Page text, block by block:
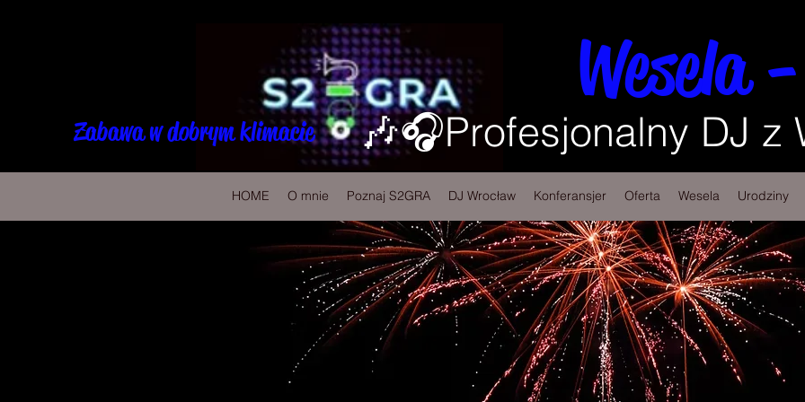
Wesela
🎶🎧Profesjonalny DJ z
Zabawa w dobrym klimacie
HOME O mnie Poznaj S2GRA DJ Wrocław Konferansjer Oferta Wesela Urodziny